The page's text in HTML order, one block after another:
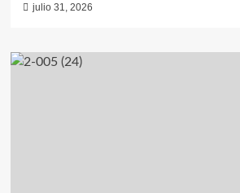
julio 31, 2026